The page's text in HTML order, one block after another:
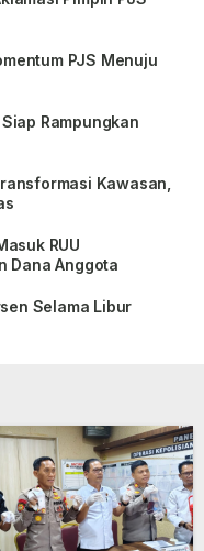
PJS Menuju
Rampungkan
Kawasan,
RUU
Dana Anggota
Selama Libur